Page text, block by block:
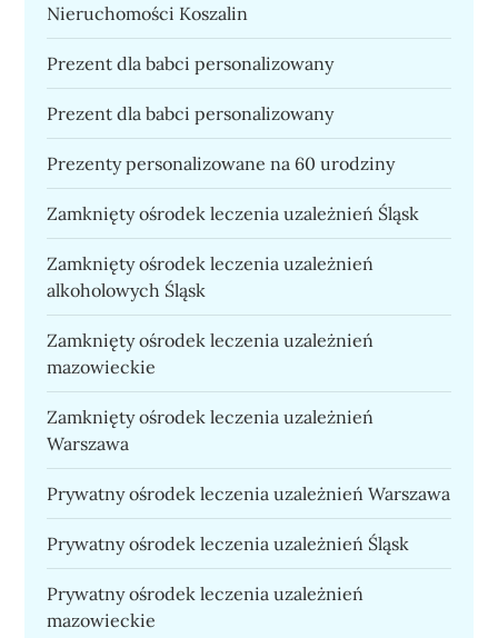
Nieruchomości Koszalin
Prezent dla babci personalizowany
Prezent dla babci personalizowany
Prezenty personalizowane na 60 urodziny
Zamknięty ośrodek leczenia uzależnień Śląsk
Zamknięty ośrodek leczenia uzależnień
alkoholowych Śląsk
Zamknięty ośrodek leczenia uzależnień
mazowieckie
Zamknięty ośrodek leczenia uzależnień
Warszawa
Prywatny ośrodek leczenia uzależnień Warszawa
Prywatny ośrodek leczenia uzależnień Śląsk
Prywatny ośrodek leczenia uzależnień
mazowieckie